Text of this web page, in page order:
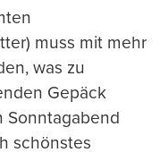
muss mit mehr
was zu
Gepäck
Sonntagabend
schönstes